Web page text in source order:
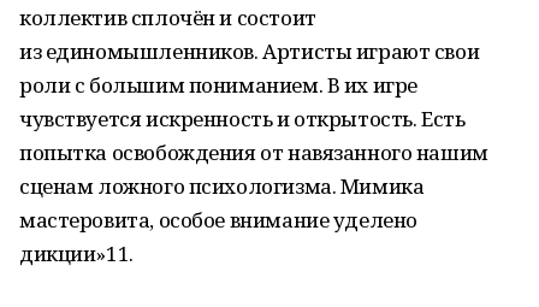
коллектив сплочён и состоит
из единомышленников. Артисты играют свои
роли с большим пониманием. В их игре
чувствуется искренность и открытость. Есть
попытка освобождения от навязанного нашим
сценам ложного психологизма. Мимика
мастеровита, особое внимание уделено
дикции»11.